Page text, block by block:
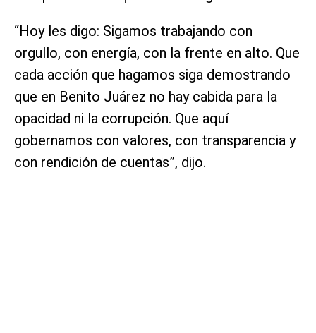
“Hoy les digo: Sigamos trabajando con
orgullo, con energía, con la frente en alto. Que
cada acción que hagamos siga demostrando
que en Benito Juárez no hay cabida para la
opacidad ni la corrupción. Que aquí
gobernamos con valores, con transparencia y
con rendición de cuentas”, dijo.